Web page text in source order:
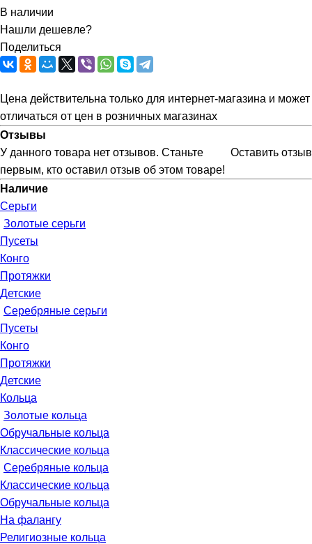
В наличии
Нашли дешевле?
Поделиться
Цена действительна только для интернет-магазина и может
отличаться от цен в розничных магазинах
Отзывы
Оставить отзыв
У данного товара нет отзывов. Станьте
первым, кто оставил отзыв об этом товаре!
Наличие
Серьги
Золотые серьги
Пусеты
Конго
Протяжки
Детские
Серебряные серьги
Пусеты
Конго
Протяжки
Детские
Кольца
Золотые кольца
Обручальные кольца
Классические кольца
Серебряные кольца
Классические кольца
Обручальные кольца
На фалангу
Религиозные кольца